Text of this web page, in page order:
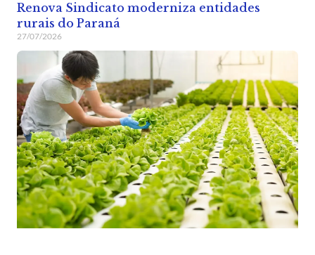
Renova Sindicato moderniza entidades
rurais do Paraná
27/07/2026